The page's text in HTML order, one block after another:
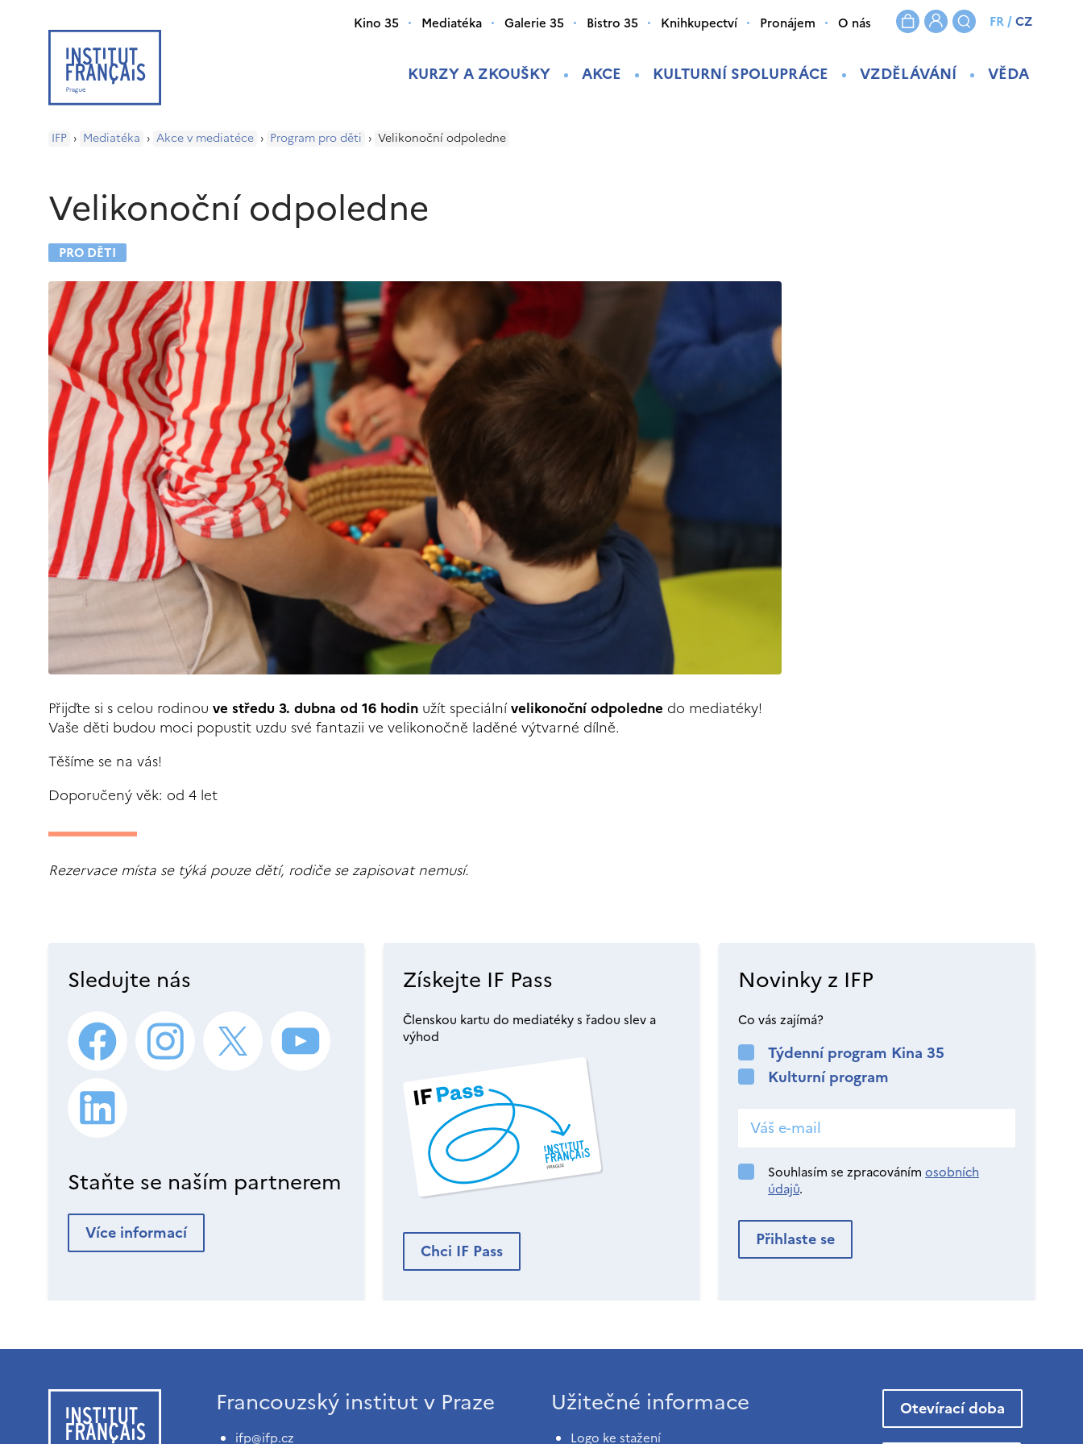
KURZY A ZKOUŠKY AKCE KULTURNÍ SPOLUPRÁCE VZDĚLÁVÁNÍ VĚDA
Kino 35 Mediatéka Galerie 35 Bistro 35 Knihkupectví Pronájem O nás FR/CZ
IFP › Mediatéka › Akce v mediatéce › Program pro děti › Velikonoční odpoledne
Velikonoční odpoledne
PRO DĚTI
Přijďte si s celou rodinou ve středu 3. dubna od 16 hodin užít speciálnívelikonoční odpoledne do mediatéky!
Vaše děti budou moci popustit uzdu své fantazii ve velikonočně laděné výtvarné dílně.
Těšíme se na vás!
Doporučený věk: od 4 let
Rezervace místa se týká pouze dětí, rodiče se zapisovat nemusí.
Sledujte nás
Staňte se naším partnerem
Více informací
Získejte IF Pass
Členskou kartu do mediatéky s řadou slev a
výhod
Chci IF Pass
Novinky z IFP
Co vás zajímá?
Týdenní program Kina 35
Kulturní program
Souhlasím se zpracováním osobních
údajů.
Francouzský institut v Praze
ifp@ifp.cz
Užitečné informace
Logo ke stažení
Otevírací doba